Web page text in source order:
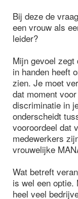
Bij deze de
een vrouw als
leider?
Mijn gevoel
in handen heeft
zien. Je moet
dat moment
discriminatie in
onderscheidt
vooroordeel dat
medewerkers
vrouwelijke
Wat betreft
is wel een
heel veel